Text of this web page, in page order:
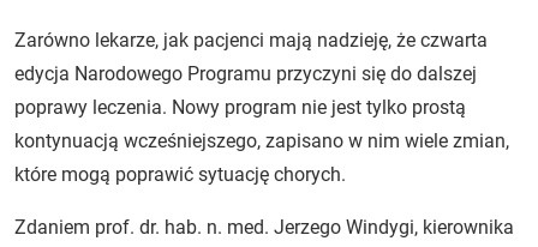
Zarówno lekarze, jak pacjenci mają nadzieję, że czwarta
edycja Narodowego Programu przyczyni się do dalszej
poprawy leczenia. Nowy program nie jest tylko prostą
kontynuacją wcześniejszego, zapisano w nim wiele zmian,
które mogą poprawić sytuację chorych.
Zdaniem prof. dr. hab. n. med. Jerzego Windygi, kierownika